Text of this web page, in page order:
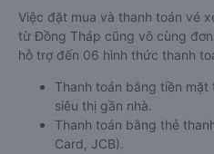
Việc đặt mua và thanh toán vé
từ Đồng Tháp cũng vô cùng
hỗ trợ đến 06 hình thức thanh
Thanh toán bằng tiền
siêu thị gần nhà.
Thanh toán bằng thẻ
Card, JCB).